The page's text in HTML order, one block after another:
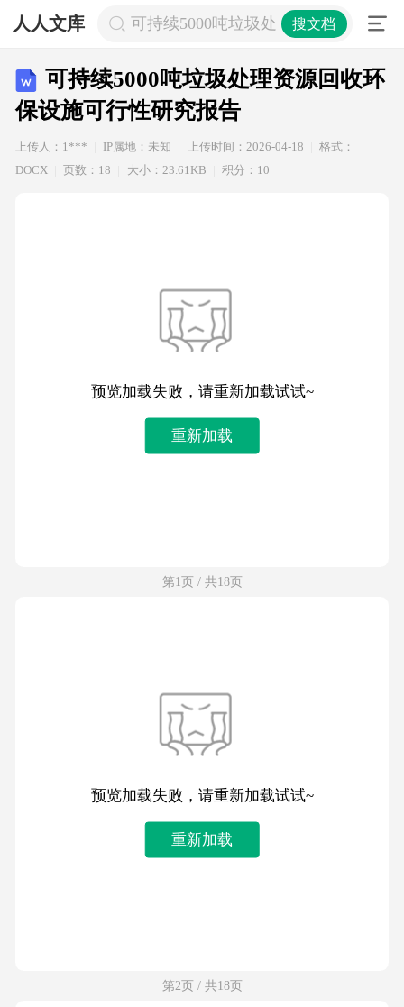
人人文库 可持续5000吨垃圾处理资源回收环保
搜文档
可持续5000吨垃圾处理资源回收环
保设施可行性研究报告
上传人：1*** IP属地：未知 上传时间：2026-04-18
格式：
DOCX
页数：18 大小：23.61KB 积分：10
预览加载失败，请重新加载试试~
重新加载
第1页 / 共18页
预览加载失败，请重新加载试试~
重新加载
第2页 / 共18页